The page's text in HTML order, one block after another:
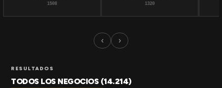
1508 1320
‹ ›
RESULTADOS
TODOS LOS NEGOCIOS (14.214)